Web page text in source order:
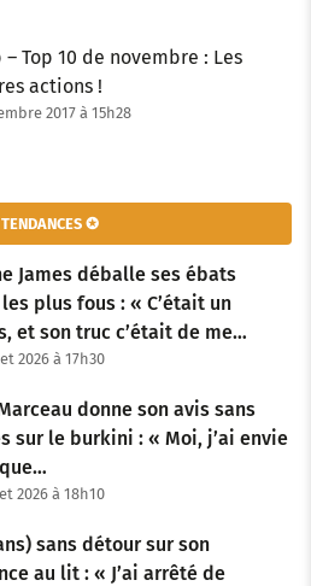
– Top 10 de novembre : Les
actions !
2017 à 15h28
✪
James déballe ses ébats
plus fous : « C’était un
et son truc c’était de me…
2026 à 17h30
donne son avis sans
sur le burkini : « Moi, j’ai envie
2026 à 18h10
sans détour sur son
au lit : « J’ai arrêté de